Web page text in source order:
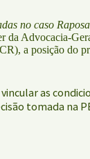
no caso
Advocacia-
a posição do
as
tomada na